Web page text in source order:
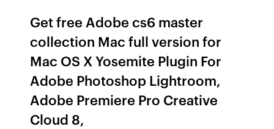
Get free Adobe cs6 master
collection Mac full version for
Mac OS X Yosemite Plugin For
Adobe Photoshop Lightroom,
Adobe Premiere Pro Creative
Cloud 8,